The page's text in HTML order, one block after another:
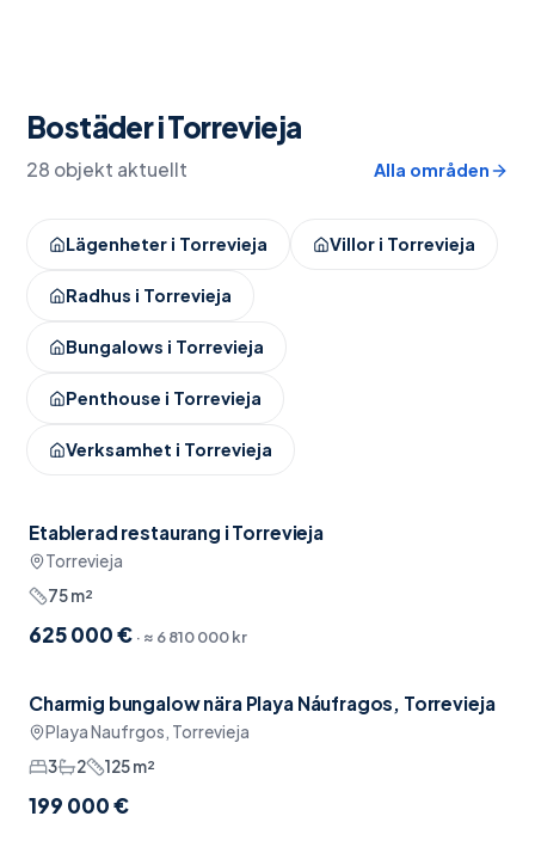
Bostäder iTorrevieja
28 objekt aktuellt Alla områden
Lägenheter i Torrevieja Villor i Torrevieja
Radhus i Torrevieja
Bungalows i Torrevieja
Penthouse i Torrevieja
Verksamhet i Torrevieja
Nära restauranger
Etablerad restaurang i Torrevieja
Torrevieja
75m²
625 000 € · ≈ 6 810 000 kr
Möblerat
Charmig bungalow nära Playa Náufragos, Torrevieja
Playa Naufrgos, Torrevieja
3
2 125m²
199 000 €